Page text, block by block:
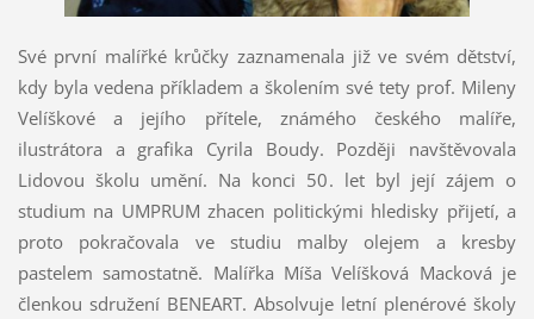
Své první malířké krůčky zaznamenala již ve svém dětství,
kdy byla vedena příkladem a školením své tety prof. Mileny
Velíškové a jejího přítele, známého českého malíře,
ilustrátora a grafika Cyrila Boudy. Později navštěvovala
Lidovou školu umění. Na konci 50. let byl její zájem o
studium na UMPRUM zhacen politickými hledisky přijetí, a
proto pokračovala ve studiu malby olejem a kresby
pastelem samostatně. Malířka Míša Velíšková Macková je
členkou sdružení BENEART. Absolvuje letní plenérové školy